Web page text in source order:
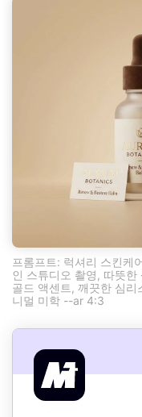
프롬프트: 럭셔리 스킨케
인 스튜디오 촬영, 따뜻
골드 액센트, 깨끗한 심
니멀 미학 --ar 4:3